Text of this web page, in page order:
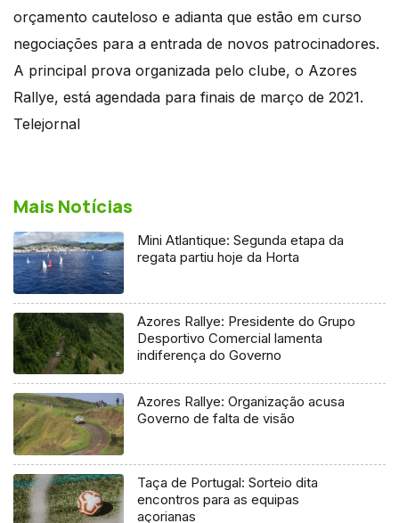
orçamento cauteloso e adianta que estão em curso
negociações para a entrada de novos patrocinadores.
A principal prova organizada pelo clube, o Azores
Rallye, está agendada para finais de março de 2021.
Telejornal
Mais Notícias
Mini Atlantique: Segunda etapa da
regata partiu hoje da Horta
Azores Rallye: Presidente do Grupo
Desportivo Comercial lamenta
indiferença do Governo
Azores Rallye: Organização acusa
Governo de falta de visão
Taça de Portugal: Sorteio dita
encontros para as equipas
açorianas